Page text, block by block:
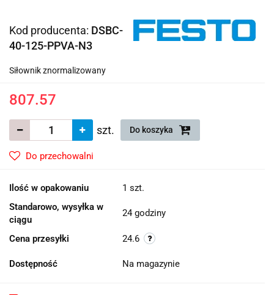
Kod producenta: DSBC-
40-125-PPVA-N3
Siłownik znormalizowany
807.57
szt. Do koszyka
Do przechowalni
Ilość w opakowaniu
1 szt.
Standarowo, wysyłka w
ciągu
24 godziny
Cena przesyłki 24.6
Dostępność Na magazynie